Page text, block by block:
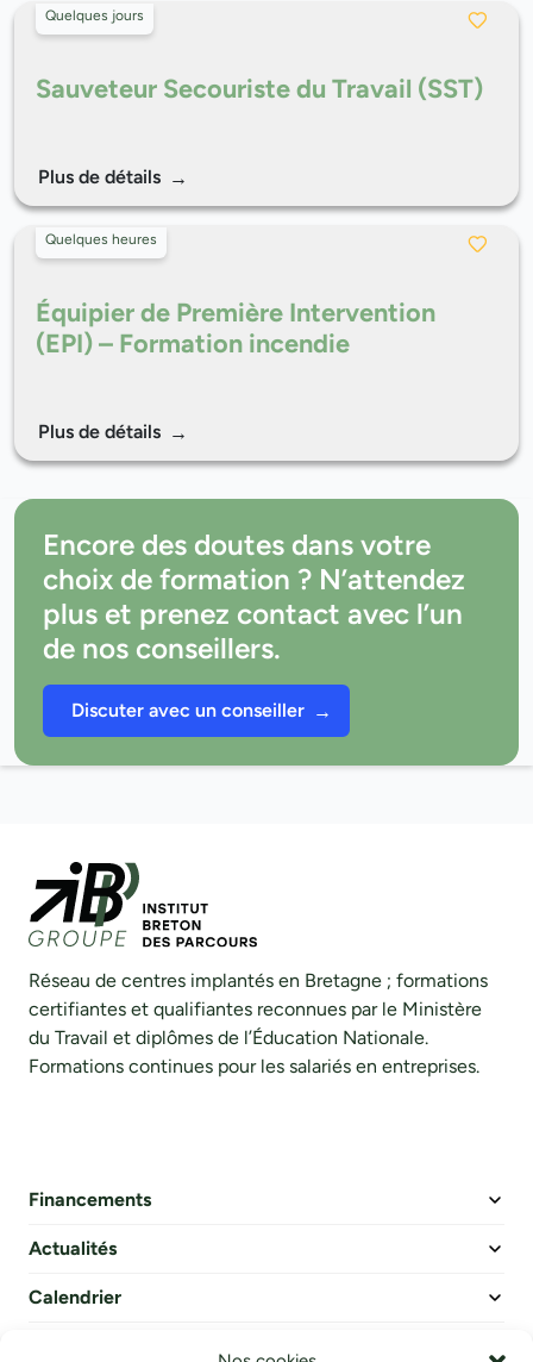
Quelques jours
Sauveteur Secouriste du Travail (SST)
Plus de détails
Quelques heures
Équipier de Première Intervention
(EPI) – Formation incendie
Plus de détails
Encore des doutes dans votre
choix de formation ? N’attendez
plus et prenez contact avec l’un
de nos conseillers.
Discuter avec un conseiller
Réseau de centres implantés en Bretagne ; formations
certifiantes et qualifiantes reconnues par le Ministère
du Travail et diplômes de l’Éducation Nationale.
Formations continues pour les salariés en entreprises.
Financements
Actualités
Calendrier